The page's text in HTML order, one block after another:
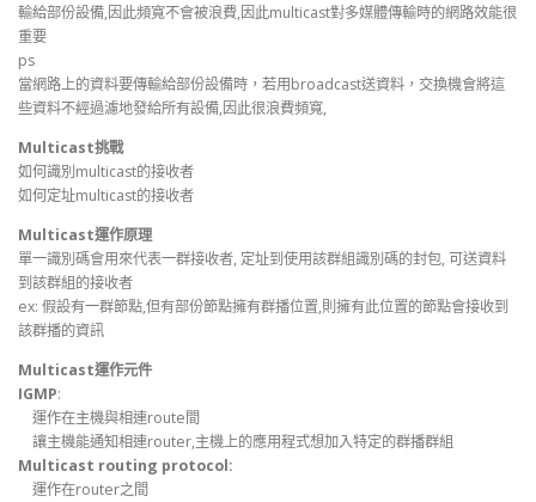
輸給部份設備,因此頻寬不會被浪費,因此multicast對多媒體傳輸時的網路效能很
重要
ps
當網路上的資料要傳輸給部份設備時，若用broadcast送資料，交換機會將這
些資料不經過濾地發給所有設備,因此很浪費頻寬,
Multicast挑戰
如何識別multicast的接收者
如何定址multicast的接收者
Multicast運作原理
單一識別碼會用來代表一群接收者, 定址到使用該群組識別碼的封包, 可送資料
到該群組的接收者
ex: 假設有一群節點,但有部份節點擁有群播位置,則擁有此位置的節點會接收到
該群播的資訊
Multicast運作元件
IGMP:
運作在主機與相連route間
讓主機能通知相連router,主機上的應用程式想加入特定的群播群組
Multicast routing protocol:
運作在router之間